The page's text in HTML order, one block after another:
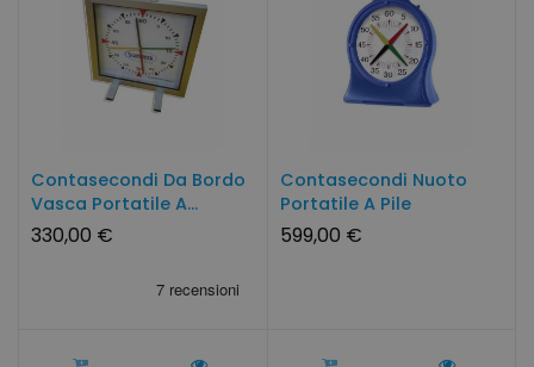
Contasecondi Da Bordo
Vasca Portatile A...
330,00 €
Contasecondi Nuoto
Portatile A Pile
599,00 €